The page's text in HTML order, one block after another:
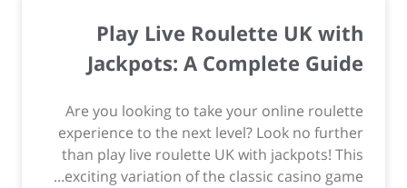
Play Live Roulette UK with
Jackpots: A Complete Guide
Are you looking to take your online roulette
experience to the next level? Look no further
than play live roulette UK with jackpots! This
exciting variation of the classic casino game...